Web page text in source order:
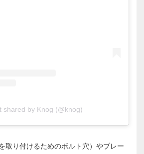
shared by Knog (@knog)
取り付けるためのボルト穴）やブレー